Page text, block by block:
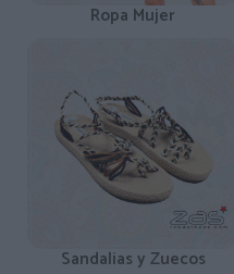
Ropa Mujer
Sandalias y Zuecos